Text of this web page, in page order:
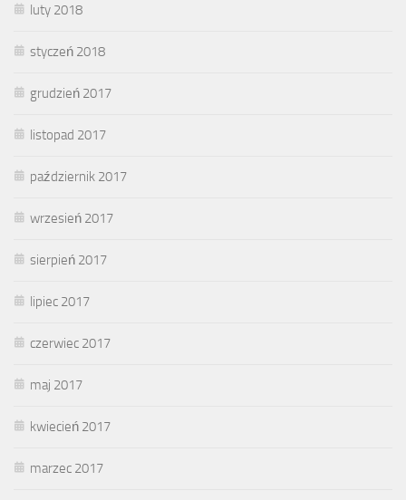
luty 2018
styczeń 2018
grudzień 2017
listopad 2017
październik 2017
wrzesień 2017
sierpień 2017
lipiec 2017
czerwiec 2017
maj 2017
kwiecień 2017
marzec 2017